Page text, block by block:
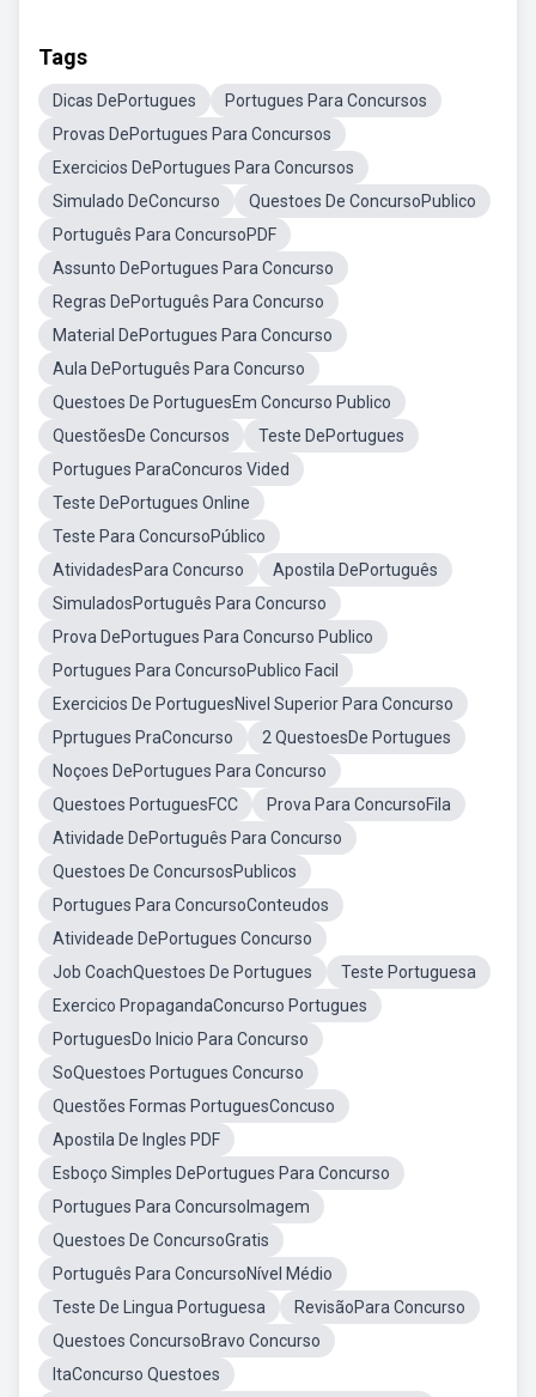
Tags
Dicas DePortugues
Portugues Para Concursos
Provas DePortugues Para Concursos
Exercicios DePortugues Para Concursos
Simulado DeConcurso
Questoes De ConcursoPublico
Português Para ConcursoPDF
Assunto DePortugues Para Concurso
Regras DePortuguês Para Concurso
Material DePortugues Para Concurso
Aula DePortuguês Para Concurso
Questoes De PortuguesEm Concurso Publico
QuestõesDe Concursos
Teste DePortugues
Portugues ParaConcuros Vided
Teste DePortugues Online
Teste Para ConcursoPúblico
AtividadesPara Concurso
Apostila DePortuguês
SimuladosPortuguês Para Concurso
Prova DePortugues Para Concurso Publico
Portugues Para ConcursoPublico Facil
Exercicios De PortuguesNivel Superior Para Concurso
Pprtugues PraConcurso
2 QuestoesDe Portugues
Noçoes DePortugues Para Concurso
Questoes PortuguesFCC
Prova Para ConcursoFila
Atividade DePortuguês Para Concurso
Questoes De ConcursosPublicos
Portugues Para ConcursoConteudos
Ativideade DePortugues Concurso
Job CoachQuestoes De Portugues
Teste Portuguesa
Exercico PropagandaConcurso Portugues
PortuguesDo Inicio Para Concurso
SoQuestoes Portugues Concurso
Questões Formas PortuguesConcuso
Apostila De Ingles PDF
Esboço Simples DePortugues Para Concurso
Portugues Para ConcursoImagem
Questoes De ConcursoGratis
Português Para ConcursoNível Médio
Teste De Lingua Portuguesa
RevisãoPara Concurso
Questoes ConcursoBravo Concurso
ItaConcurso Questoes